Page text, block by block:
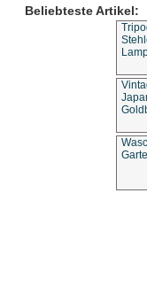
Beliebteste Artikel: